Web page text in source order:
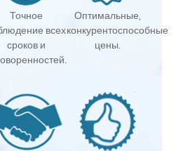
Точное
всех
сроков и
Оптимальные,
конкурентоспособные
цены.